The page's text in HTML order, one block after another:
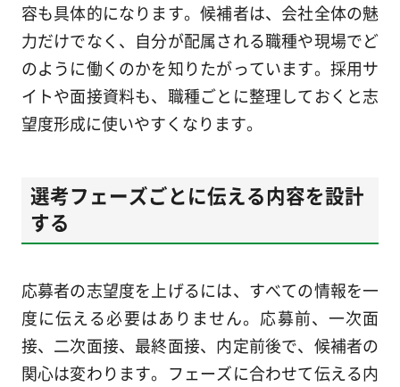
容も具体的になります。候補者は、会社全体の魅
力だけでなく、自分が配属される職種や現場でど
のように働くのかを知りたがっています。採用サ
イトや面接資料も、職種ごとに整理しておくと志
望度形成に使いやすくなります。
選考フェーズごとに伝える内容を設計
する
応募者の志望度を上げるには、すべての情報を一
度に伝える必要はありません。応募前、一次面
接、二次面接、最終面接、内定前後で、候補者の
関心は変わります。フェーズに合わせて伝える内